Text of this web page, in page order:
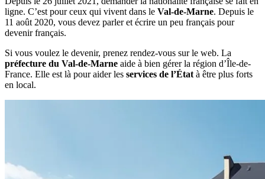
ligne. C’est pour ceux qui vivent dans le Val-de-Marne. Depuis le
11 août 2020, vous devez parler et écrire un peu français pour
devenir français.
Si vous voulez le devenir, prenez rendez-vous sur le web. La
préfecture du Val-de-Marne aide à bien gérer la région d’Île-de-
France. Elle est là pour aider les services de l’État à être plus forts
en local.